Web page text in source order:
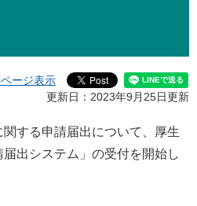
ージ表示
更新日：2023年9月25日更新
する申請届出について、厚生
出システム」の受付を開始し